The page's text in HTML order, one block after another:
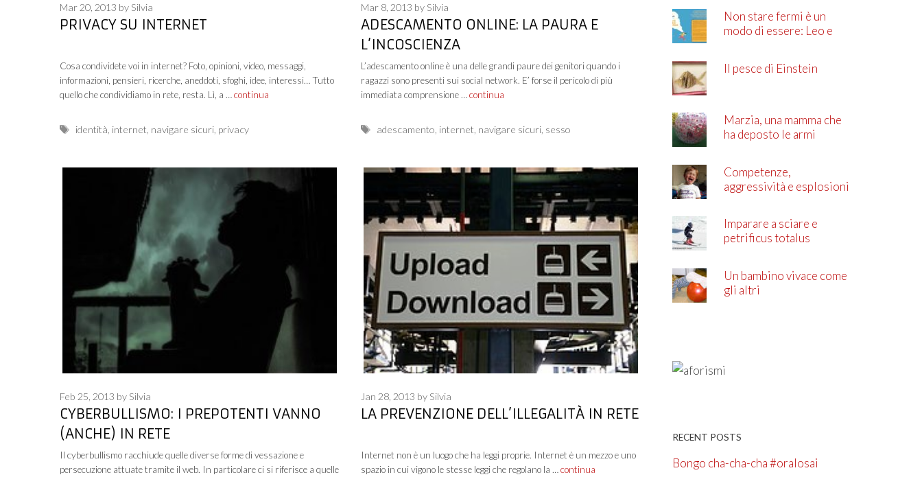
PRIVACY SU INTERNET
Mar 20, 2013 by Silvia
Cosa condividete voi in internet? Foto, opinioni, video, messaggi,
informazioni, pensieri, ricerche, aneddoti, sfoghi, idee, interessi… Tutto
quello che condividiamo in rete, resta. Lì, a … continua
Tags
identità internet navigare sicuri privacy
ADESCAMENTO ONLINE: LA PAURA E
L’INCOSCIENZA
Mar 8, 2013 by Silvia
L’adescamento online è una delle grandi paure dei genitori quando i
ragazzi sono presenti sui social network. E’ forse il pericolo di più
immediata comprensione … continua
Tags
adescamento internet navigare sicuri, sesso
CYBERBULLISMO: I PREPOTENTI VANNO
(ANCHE) IN RETE
Feb 25, 2013 by Silvia
Il cyberbullismo racchiude quelle diverse forme di vessazione e
persecuzione attuate tramite il web. In particolare ci si riferisce a quelle
LA PREVENZIONE DELL’ILLEGALITÀ IN RETE
Jan 28, 2013 by Silvia
Internet non è un luogo che ha leggi proprie. Internet è un mezzo e uno
spazio in cui vigono le stesse leggi che regolano la … continua
Non stare fermi è un
modo di essere: Leo e
Il pesce di Einstein
Marzia, una mamma che
ha deposto le armi
Competenze,
aggressività e esplosioni
Imparare a sciare e
petrificus totalus
Un bambino vivace come
gli altri
RECENT POSTS
Bongo cha-cha-cha #oralosai